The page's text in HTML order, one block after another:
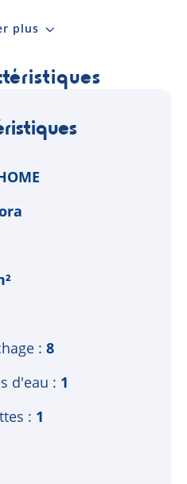
plus
8
d'eau
1
1